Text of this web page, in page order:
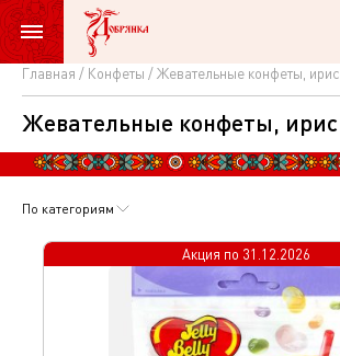
Главная Конфеты Жевательные конфеты, ирис
Жевательные
конфеты,
ирис
Жевательные конфеты, ирис
По категориям
Акция по 31.12.2026